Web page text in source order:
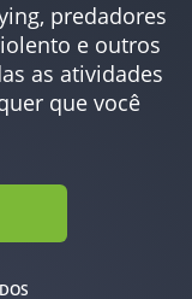
ทย
predadores
e outros
as atividades
que você